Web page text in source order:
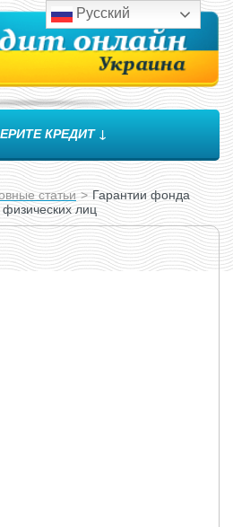
КРЕДИТ ↓
статьи > Гарантии фонда
физических лиц
Русский